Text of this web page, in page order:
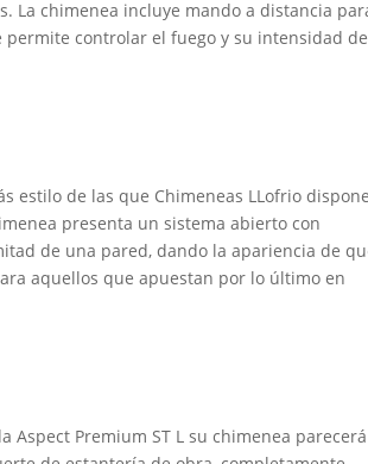
La chimenea incluye mando a distancia
controlar el fuego y su intensidad de
estilo de las que Chimeneas LLofrio
presenta un sistema abierto con
de una pared, dando la apariencia de
aquellos que apuestan por lo último en
Aspect Premium ST L su chimenea parecerá